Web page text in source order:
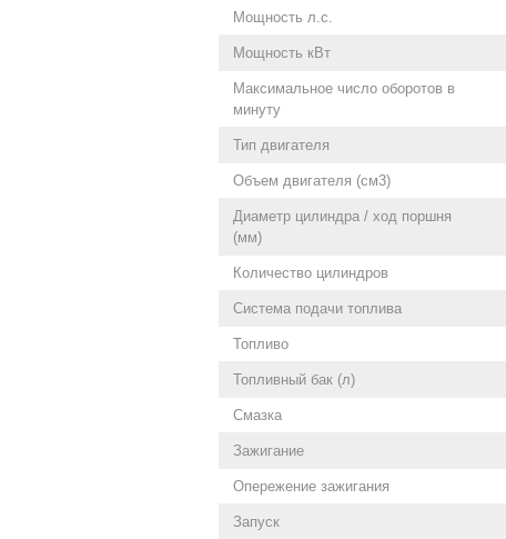
Мощность л.с.
Мощность кВт
Максимальное число оборотов в
минуту
Тип двигателя
Объем двигателя (см3)
Диаметр цилиндра / ход поршня
(мм)
Количество цилиндров
Система подачи топлива
Топливо
Топливный бак (л)
Смазка
Зажигание
Опережение зажигания
Запуск